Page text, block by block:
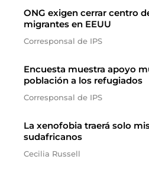
ONG exigen cerrar centro
migrantes en EEUU
Corresponsal de IPS
Encuesta muestra apoyo
población a los refugiados
Corresponsal de IPS
La xenofobia traerá solo
sudafricanos
Cecilia Russell